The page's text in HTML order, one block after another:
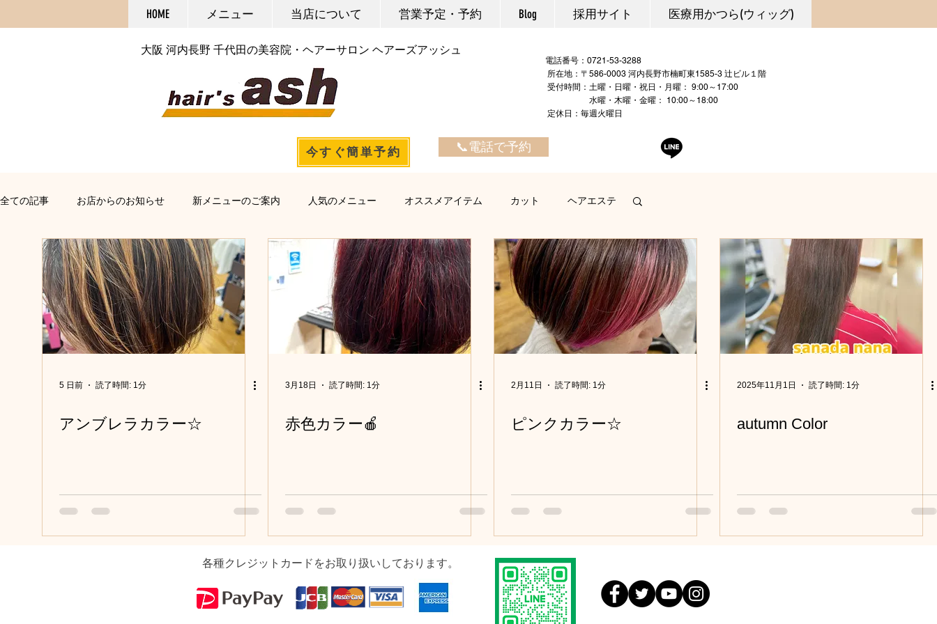
HOME メニュー 当店について 営業予定・予約 Blog 採用サイト 医療用かつら(ウィッグ)
大阪 河内長野 千代田の美容院・ヘアーサロン ヘアーズアッシュ
電話番号：0721-53-3288
所在地：〒586-0003 河内長野市楠町東1585-3 辻ビル１階
​ ​受付時間：土曜・日曜・祝日・月曜： 9:00～17:00
水曜・木曜・金曜： 10:00～18:00
定休日：毎週火曜日
今すぐ簡単予約 📞電話で予約
全ての記事 お店からのお知らせ 新メニューのご案内 人気のメニュー オススメアイテム カット ヘアエステ
マーブ カラー・マニキュア パーマ ストレート・縮毛矯正 セット・アップ・アレンジ
サロンの日々の出来事色々 講習会・レッスン 医療用かつら(ウィッグ)の活動 成人式 卒業式・入学式
社員旅行 ヘアドネーション 河内長野市の色々 カラー
5 日前 読了時間: 1分
アンブレラカラー☆
3月18日 読了時間: 1分
赤色カラー🍎
2月11日 読了時間: 1分
ピンクカラー☆
2025年11月1日 読了時間: 1分
autumn Color
各種クレジットカードをお取り扱いしております。